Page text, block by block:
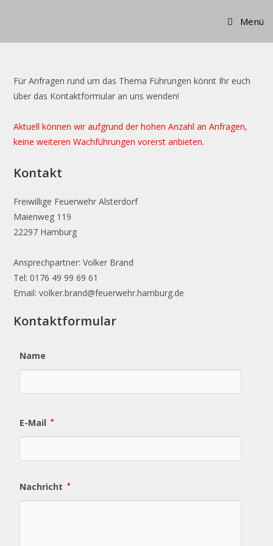
Menü
Für Anfragen rund um das Thema Führungen könnt Ihr euch
über das Kontaktformular an uns wenden!
Aktuell können wir aufgrund der hohen Anzahl an Anfragen,
keine weiteren Wachführungen vorerst anbieten.
Kontakt
Freiwillige Feuerwehr Alsterdorf
Maienweg 119
22297 Hamburg
Ansprechpartner: Volker Brand
Tel: 0176 49 99 69 61
Email: volker.brand@feuerwehr.hamburg.de
Kontaktformular
Name
E-Mail *
Nachricht *